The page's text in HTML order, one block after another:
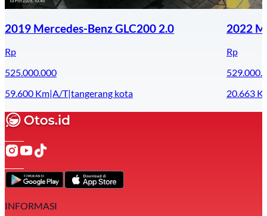
2019 Mercedes-Benz GLC200 2.0
Rp
525.000.000
59.600 Km|A/T|tangerang kota
2022
Rp
20.663
INFORMASI